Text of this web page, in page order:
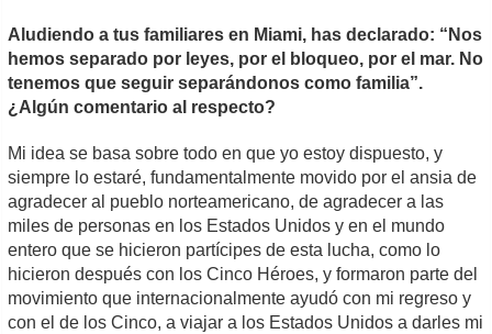
Aludiendo a tus familiares en Miami, has declarado: “Nos
hemos separado por leyes, por el bloqueo, por el mar. No
tenemos que seguir separándonos como familia”.
¿Algún comentario al respecto?
Mi idea se basa sobre todo en que yo estoy dispuesto, y
siempre lo estaré, fundamentalmente movido por el ansia de
agradecer al pueblo norteamericano, de agradecer a las
miles de personas en los Estados Unidos y en el mundo
entero que se hicieron partícipes de esta lucha, como lo
hicieron después con los Cinco Héroes, y formaron parte del
movimiento que internacionalmente ayudó con mi regreso y
con el de los Cinco, a viajar a los Estados Unidos a darles mi